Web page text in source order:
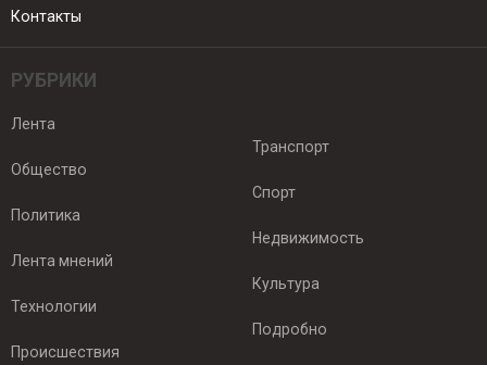
Контакты
РУБРИКИ
Лента
Общество
Политика
Лента мнений
Технологии
Происшествия
Транспорт
Спорт
Недвижимость
Культура
Подробно